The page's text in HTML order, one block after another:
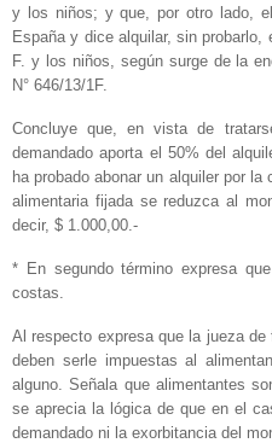
y los niños; y que, por otro lado,
España y dice alquilar, sin
F. y los niños, según surge de la
N° 646/13/1F.
Concluye que, en vista de
demandado aporta el 50% del
ha probado abonar un alquiler por
alimentaria fijada se reduzca al
decir, $ 1.000,00.-
* En segundo término expresa
costas.
Al respecto expresa que la jueza
deben serle impuestas al
alguno. Señala que alimentantes
se aprecia la lógica de que en el
demandado ni la exorbitancia del